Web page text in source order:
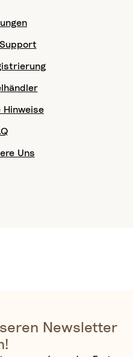
Hinweise
Uns
Newsletter